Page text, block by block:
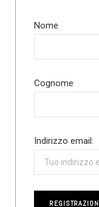
Nome
Cognome
Indirizzo email: